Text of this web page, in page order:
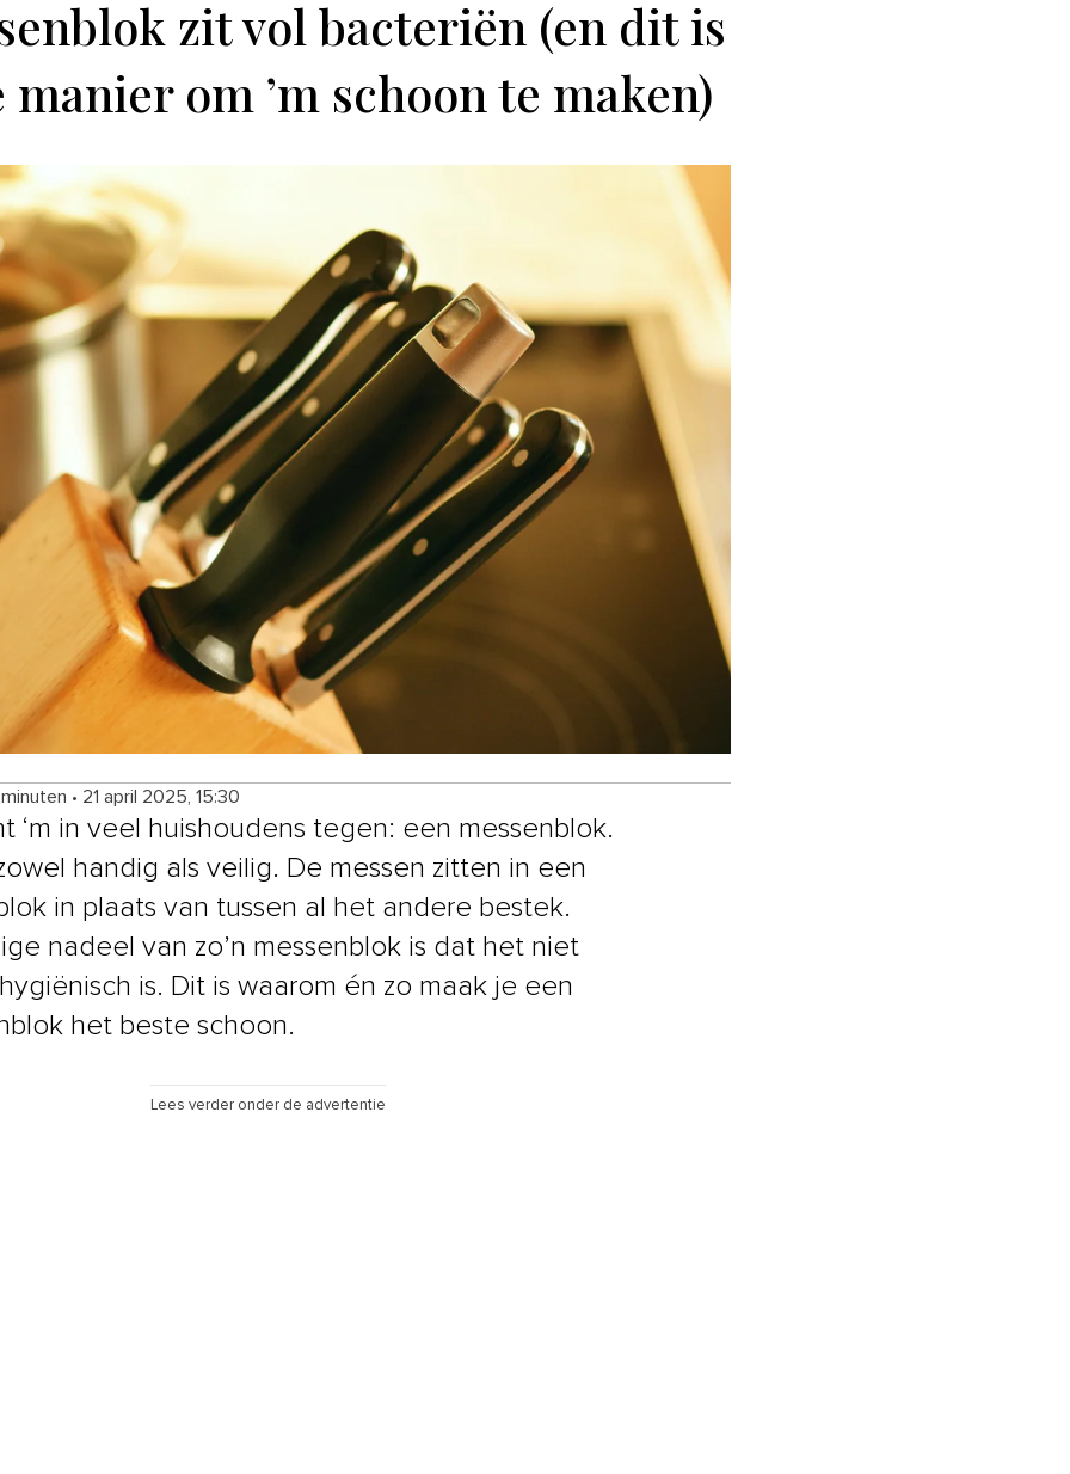
zit vol bacteriën (en dit is
manier om ’m schoon te maken)
• 21 april 2025, 15:30
‘m in veel huishoudens tegen: een messenblok.
handig als veilig. De messen zitten in een
in plaats van tussen al het andere bestek.
nadeel van zo’n messenblok is dat het niet
is. Dit is waarom én zo maak je een
het beste schoon.
Lees verder onder de advertentie